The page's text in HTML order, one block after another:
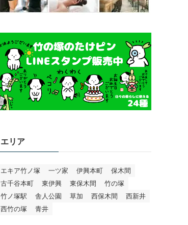
エリア
エキア竹ノ塚 一ツ家 伊興本町
保木間
古千谷本町
東伊興 東保木間
竹の塚
竹ノ塚駅
舎人公園 草加 西保木間
西新井
西竹の塚
青井